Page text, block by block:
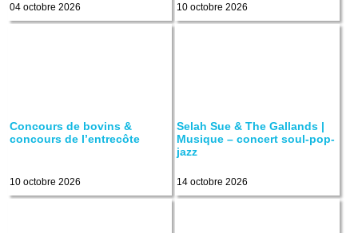
04 octobre 2026 10 octobre 2026
Concours de bovins &
concours de l’entrecôte
10 octobre 2026
Selah Sue & The Gallands |
Musique – concert soul-pop-
jazz
14 octobre 2026